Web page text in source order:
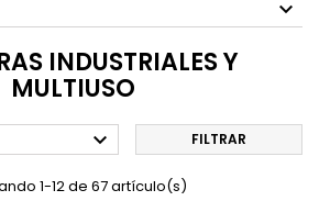
INDUSTRIALES Y
MULTIUSO
 FILTRAR
1-12 de 67 artículo(s)